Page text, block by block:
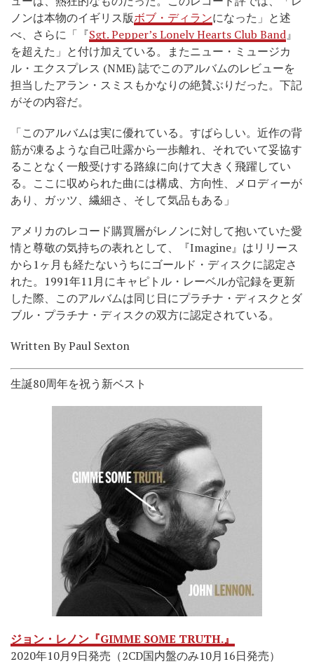
ノンは本物のイギリス版ボブ・ディランになった」と述
べ、さらに「『Sgt. Pepper’s Lonely Hearts Club Band』
を超えた」と付け加えている。またニュー・ミュージカ
ル・エクスプレス (NME) 誌でこのアルバムのレビューを
担当したアラン・スミスもかなりの絶賛ぶりだった。下記
がその内容だ。
「このアルバムは実に優れている。すばらしい。近作の背
筋が凍るような自己吐露から一歩離れ、それでいて妥協す
ることなく一般受けする路線に向けて大きく飛躍してい
る。ここに収められた曲には構成、方向性、メロディーが
あり、ガッツ、繊細さ、そして気品もある」
アメリカのレコード購買層がレノンに対して抱いていた愛
情と尊敬の気持ちの表れとして、『Imagine』はリリース
から1ヶ月も経たないうちにゴールド・ディスクに認定さ
れた。1991年11月にキャピトル・レーベルが記録を更新
した際、このアルバムは同じ日にプラチナ・ディスクとダ
ブル・プラチナ・ディスクの双方に認定されている。
Written By Paul Sexton
生誕80周年を祝う新ベスト
ジョン・レノン『GIMME SOME TRUTH.』
2020年10月9日発売（2CD国内盤のみ10月16日発売）